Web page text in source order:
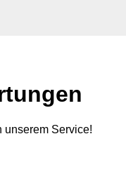
unserem Service!